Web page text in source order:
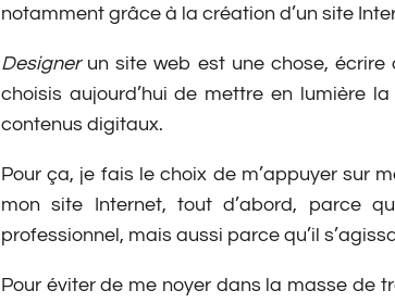
notamment grâce à la création d’un site
Designerun site web est une chose, écrire
choisis aujourd’hui de mettre en lumière
contenus digitaux.
Pour ça, je fais le choix de m’appuyer sur
mon site Internet, tout d’abord, parce
professionnel, mais aussi parce qu’il
Pour éviter de me noyer dans la masse de